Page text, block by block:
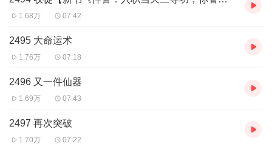
1.68万 07:42
2495 大命运术
1.76万 07:18
2496 又一件仙器
1.69万 07:43
2497 再次突破
1.70万 07:22